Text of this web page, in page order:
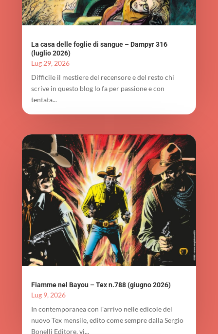
La casa delle foglie di sangue – Dampyr 316
(luglio 2026)
Lug 29, 2026
Difficile il mestiere del recensore e del resto chi
scrive in questo blog lo fa per passione e con
tentata...
Fiamme nel Bayou – Tex n.788 (giugno 2026)
Lug 9, 2026
In contemporanea con l'arrivo nelle edicole del
nuovo Tex mensile, edito come sempre dalla Sergio
Bonelli Editore, vi...